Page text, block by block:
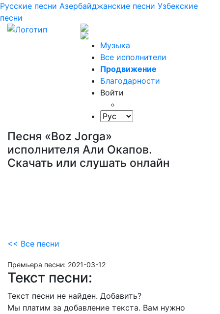
Русские песни Азербайджанские песни Узбекские
песни
Музыка
Все исполнители
Продвижение
Благодарности
Войти
Песня «Boz Jorga»
исполнителя Али Окапов.
Скачать или слушать онлайн
<< Все песни
Премьера песни: 2021-03-12
Текст песни:
Текст песни не найден. Добавить?
Мы платим за добавление текста. Вам нужно